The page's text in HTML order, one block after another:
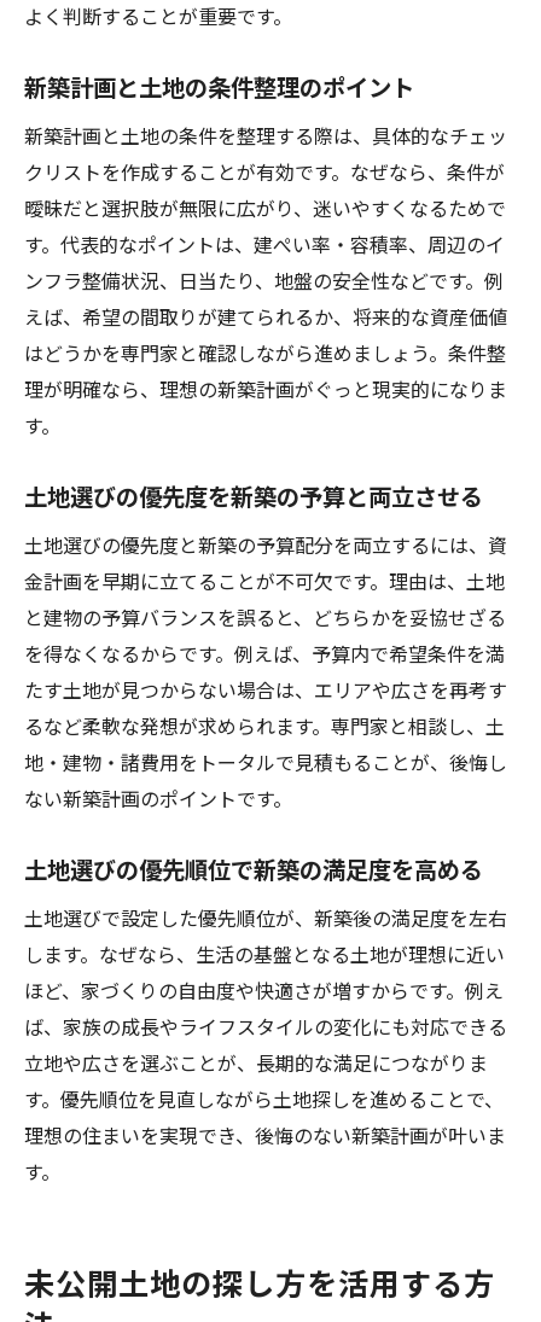
よく判断することが重要です。
新築計画と土地の条件整理のポイント
新築計画と土地の条件を整理する際は、具体的なチェッ
クリストを作成することが有効です。なぜなら、条件が
曖昧だと選択肢が無限に広がり、迷いやすくなるためで
す。代表的なポイントは、建ぺい率・容積率、周辺のイ
ンフラ整備状況、日当たり、地盤の安全性などです。例
えば、希望の間取りが建てられるか、将来的な資産価値
はどうかを専門家と確認しながら進めましょう。条件整
理が明確なら、理想の新築計画がぐっと現実的になりま
す。
土地選びの優先度を新築の予算と両立させる
土地選びの優先度と新築の予算配分を両立するには、資
金計画を早期に立てることが不可欠です。理由は、土地
と建物の予算バランスを誤ると、どちらかを妥協せざる
を得なくなるからです。例えば、予算内で希望条件を満
たす土地が見つからない場合は、エリアや広さを再考す
るなど柔軟な発想が求められます。専門家と相談し、土
地・建物・諸費用をトータルで見積もることが、後悔し
ない新築計画のポイントです。
土地選びの優先順位で新築の満足度を高める
土地選びで設定した優先順位が、新築後の満足度を左右
します。なぜなら、生活の基盤となる土地が理想に近い
ほど、家づくりの自由度や快適さが増すからです。例え
ば、家族の成長やライフスタイルの変化にも対応できる
立地や広さを選ぶことが、長期的な満足につながりま
す。優先順位を見直しながら土地探しを進めることで、
理想の住まいを実現でき、後悔のない新築計画が叶いま
す。
未公開土地の探し方を活用する方